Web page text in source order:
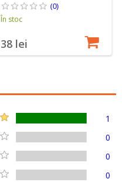
(0)
În stoc
38 lei
1
0
0
0